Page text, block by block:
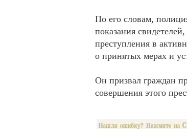
По его словам,
показания
преступления в
о принятых мерах и
Он призвал граждан
совершения этого